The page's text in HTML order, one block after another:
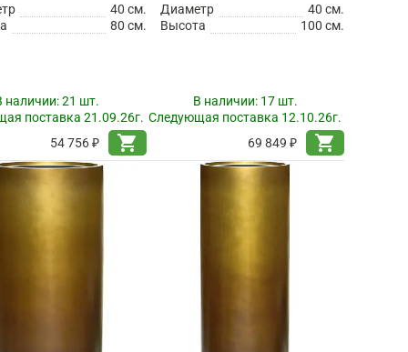
40 см.
80 см.
наличии:21 шт.
поставка 21.09.26г.
54 756 ₽
shopping_cart
Диаметр
40 см.
Высота
100 см.
В наличии: 17 шт.
Следующая поставка 12.10.26г.
69 849 ₽
shopping_cart